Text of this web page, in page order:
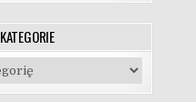
KATEGORIE